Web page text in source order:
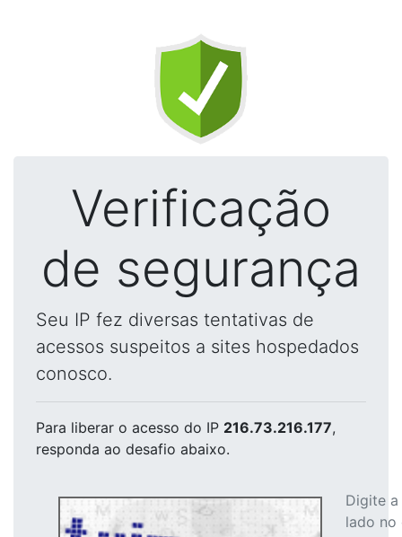
Verificação
de segurança
Seu IP fez diversas tentativas de
acessos suspeitos a sites hospedados
conosco.
Para liberar o acesso do IP 216.73.216.177,
responda ao desafio abaixo.
Digite
lado no